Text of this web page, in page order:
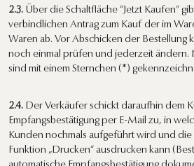
2.3. Über die Schaltfläche “Jetzt Kaufen”
verbindlichen Antrag zum Kauf der im
Waren ab. Vor Abschicken der Bestellung
noch einmal prüfen und jederzeit ändern.
sind mit einem Sternchen (*)
2.4. Der Verkäufer schickt daraufhin dem
Empfangsbestätigung per E-Mail zu, in
Kunden nochmals aufgeführt wird und
Funktion „Drucken“ ausdrucken kann